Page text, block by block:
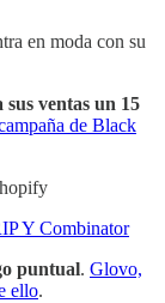
en moda con su
ventas un 15
de Black
Y Combinator
puntual. Glovo,
ello.